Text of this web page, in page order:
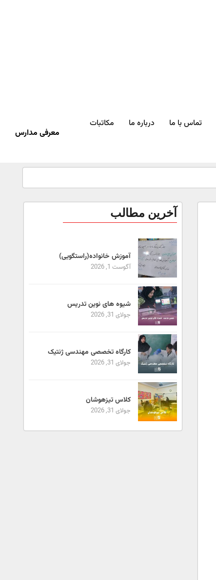
تماس با ما درباره ما
مکاتبات
معرفی مدارس
آخرین مطالب
آموزش خانواده(راستگویی)
آگوست 1, 2026
شیوه های نوین تدریس
جولای 31, 2026
کارگاه تخصصی مهندسی ژنتیک
جولای 31, 2026
کلاس تیزهوشان
جولای 31, 2026